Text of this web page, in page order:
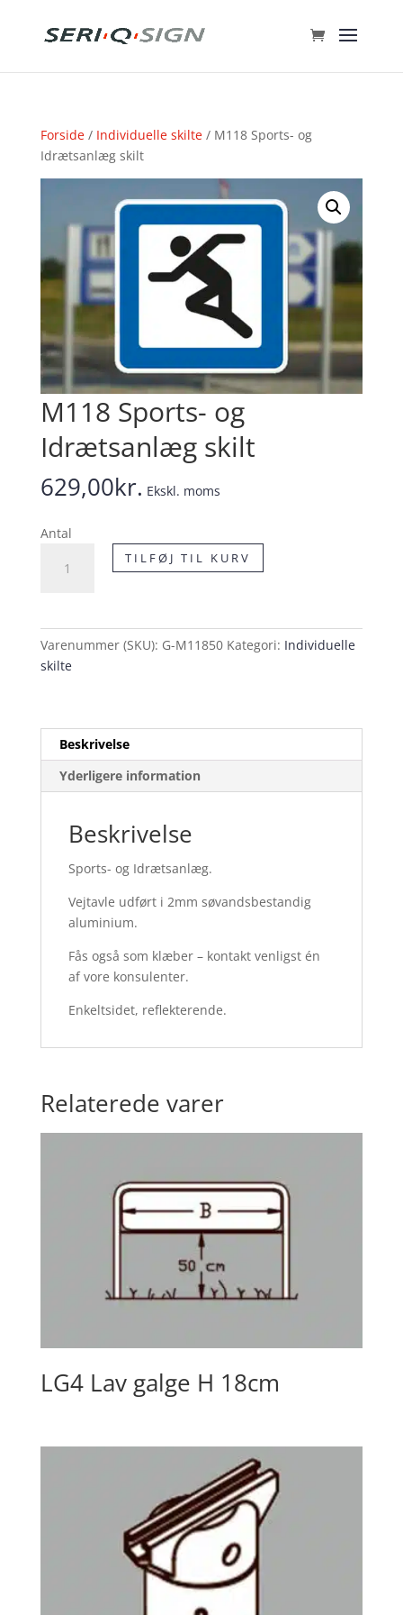
Forside/ Individuelle skilte/ M118 Sports- og
Idrætsanlæg skilt
M118 Sports- og
Idrætsanlæg skilt
629,00kr. Ekskl. moms
Antal
Sports-
antal
TILFØJ TIL KURV
Varenummer (SKU): G-M11850 Kategori: Individuelle
skilte
Beskrivelse
Yderligere information
Beskrivelse
Sports- og Idrætsanlæg.
Vejtavle udført i 2mm søvandsbestandig
aluminium.
Fås også som klæber – kontakt venligst én
af vore konsulenter.
Enkeltsidet, reflekterende.
Relaterede varer
LG4 Lav galge H 18cm